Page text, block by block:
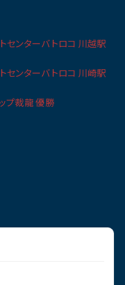
センターバトロコ 川越駅
センターバトロコ 川崎駅
プ裁龍 優勝